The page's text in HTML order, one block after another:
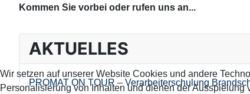
Kommen Sie vorbei oder rufen uns an...
AKTUELLES
PROMAT ON TOUR – Verarbeiterschulung
Wir setzen auf unserer Website Cookies und andere
Personalisierung von Inhalten und dienen der